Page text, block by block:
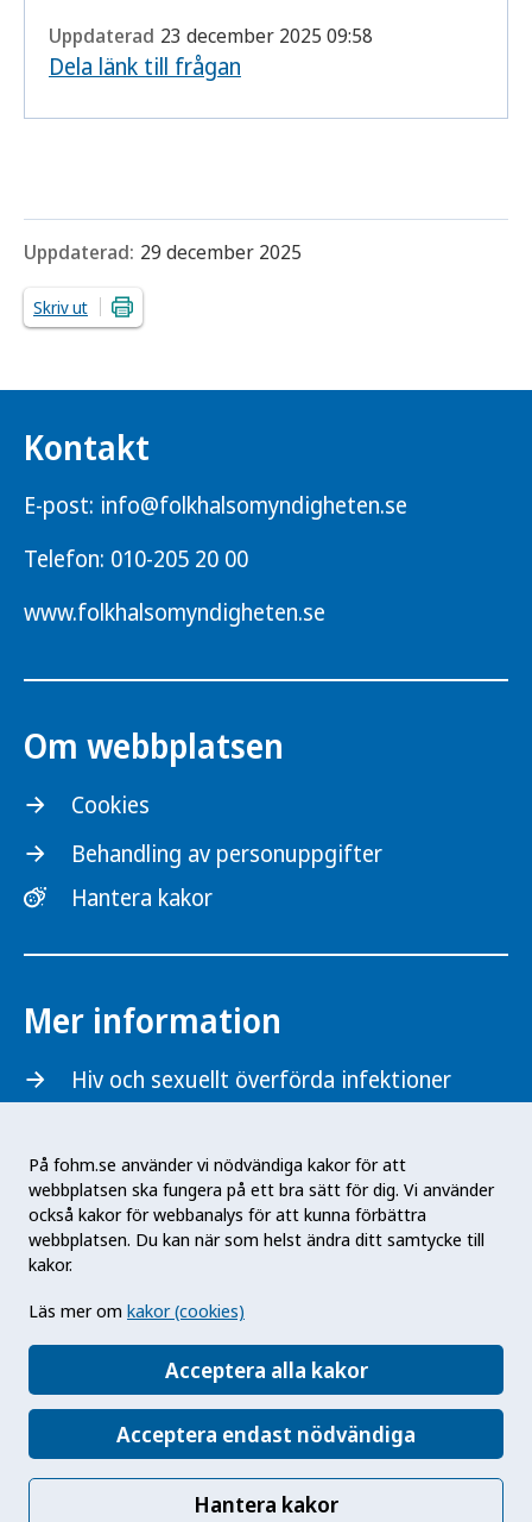
På fohm.se använder vi nödvändiga kakor för att
webbplatsen ska fungera på ett bra sätt för dig. Vi använder
också kakor för webbanalys för att kunna förbättra
webbplatsen. Du kan när som helst ändra ditt samtycke till
kakor.
Läs mer om kakor (cookies)
Acceptera alla kakor
Acceptera endast nödvändiga
Hantera kakor
Uppdaterad 23 december 2025 09:58
Dela länk till frågan
Uppdaterad: 29 december 2025
Skriv ut
Kontakt
E-post: info@folkhalsomyndigheten.se
Telefon: 010-205 20 00
www.folkhalsomyndigheten.se
Om webbplatsen
Cookies
Behandling av personuppgifter
Hantera kakor
Mer information
Hiv och sexuellt överförda infektioner
Denna webbplats togs fram inom ramen för en
nationell informationsinsats om hiv och
med insatsen är att öka allmänhetens kunskap
om välbehandlad hiv och att välbehandlad hiv
inte överförs vid sex.